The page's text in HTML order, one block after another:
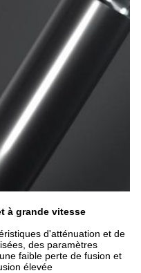
à grande vitesse
d'atténuation et de
des paramètres
faible perte de fusion et
élevée